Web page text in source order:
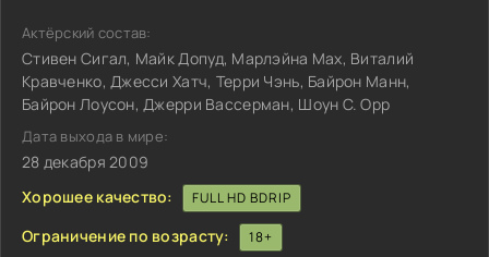
Актёрский состав:
Стивен Сигал, Майк Допуд, Марлэйна Мах, Виталий
Кравченко, Джесси Хатч, Терри Чэнь, Байрон Манн,
Байрон Лоусон, Джерри Вассерман, Шоун С. Орр
Дата выхода в мире:
28 декабря 2009
Хорошее качество:
FULL HD BDRIP
Ограничение по возрасту: 18+